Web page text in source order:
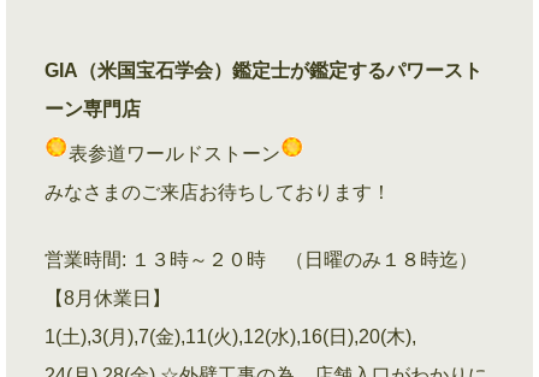
GIA（米国宝石学会）鑑定士が鑑定するパワースト
ーン専門店
表参道ワールドストーン
みなさまのご来店お待ちしております！
営業時間: １３時～２０時 （日曜のみ１８時迄）
【8月休業日】
1(土),3(月),7(金),11(火),12(水),16(日),20(木),